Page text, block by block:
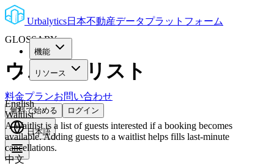
Urbalytics日本不動産データプラットフォーム
機能
リソース
料金プランお問い合わせ
無料で始める ログイン
日本語
GLOSSARY
ウェイトリスト
English
Waitlist
A Waitlist is a list of guests interested if a booking becomes
available. Adding guests to a waitlist helps fills last-minute
cancellations.
中文